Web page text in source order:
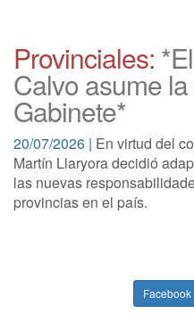
Provinciales:
Calvo asume
Gabinete*
20/07/2026 | En virtud del
Martín Llaryora decidió
las nuevas
provincias en el país.
Facebook